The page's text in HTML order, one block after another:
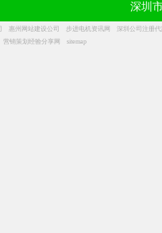
深圳
惠州网站建设公司 步进电机资讯网
深圳公司注册
营销策划经验分享网 sitemap